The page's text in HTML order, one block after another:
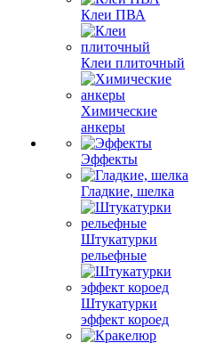
Клеи ПВА
Клеи плиточный
Химические
анкеры
Эффекты
Гладкие, шелка
Штукатурки
рельефные
Штукатурки
эффект короед